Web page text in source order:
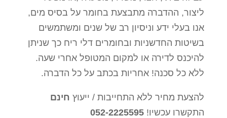
ליצור, ההדברה מתבצעת בחומר על בסיס מים,
אנו בעלי ידע וניסיון רב של שנים ומשתמשים
בשיטות החדשניות ובחומרים דלי ריח כך שניתן
להיכנס לדירה או למקום המטופל אחרי שעה.
ללא כל סכנה! אחריות בכתב על כל הדברה.
להצעת מחיר ללא התחייבות / ייעוץ חינם
התקשרו עכשיו! 052-2225595